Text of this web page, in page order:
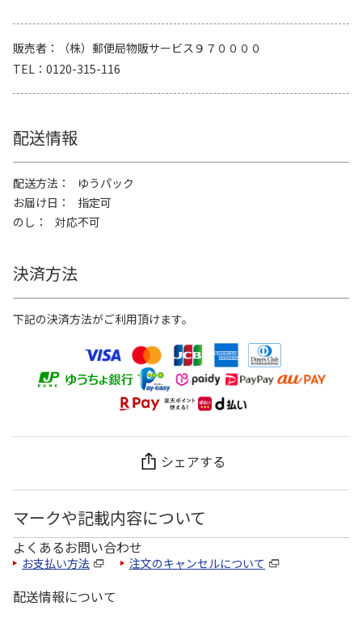
販売者
（株）郵便局物販サービス９７００００
TEL
0120-315-116
配送情報
配送方法
ゆうパック
お届け日
指定可
のし
対応不可
決済方法
下記の決済方法がご利用頂けます。
シェアする
マークや記載内容について
よくあるお問い合わせ
お支払い方法 注文のキャンセルについて
配送情報について